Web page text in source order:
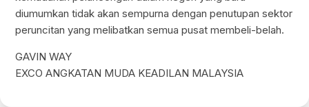
diumumkan tidak akan sempurna dengan penutupan sektor
peruncitan yang melibatkan semua pusat membeli-belah.
GAVIN WAY
EXCO ANGKATAN MUDA KEADILAN MALAYSIA